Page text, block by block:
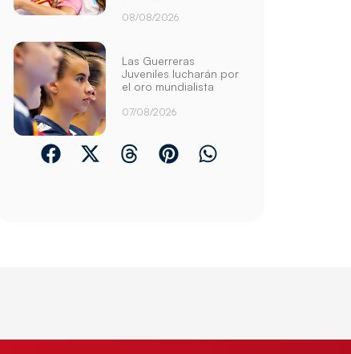
08/08/2026
Las Guerreras
Juveniles lucharán por
el oro mundialista
07/08/2026